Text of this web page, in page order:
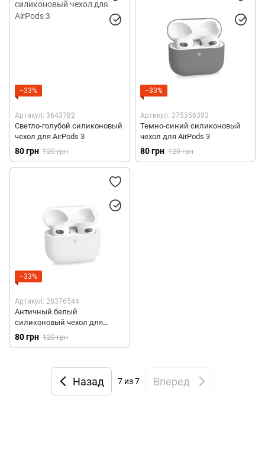
−33%
Артикул: 3643782
Светло-голубой силиконовый
чехол для AirPods 3
80 грн 120 грн
−33%
Артикул: 375356383
Темно-синий силиконовый
чехол для AirPods 3
80 грн 120 грн
−33%
Артикул: 28376544
Античный белый
силиконовый чехол для
AirPods 3
80 грн 120 грн
Назад 7 из 7 Вперед